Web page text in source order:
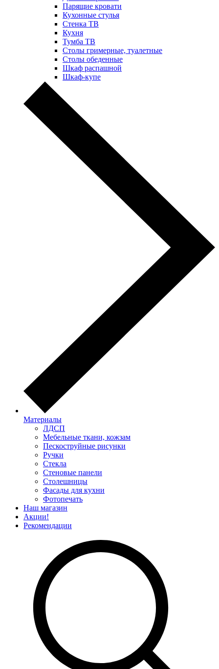
Парящие кровати
Кухонные стулья
Стенка ТВ
Кухня
Тумба ТВ
Столы гримерные, туалетные
Столы обеденные
Шкаф распашной
Шкаф-купе
Материалы
ЛДСП
Мебельные ткани, кожзам
Пескоструйные рисунки
Ручки
Стекла
Стеновые панели
Столешницы
Фасады для кухни
Фотопечать
Наш магазин
Акции!
Рекомендации